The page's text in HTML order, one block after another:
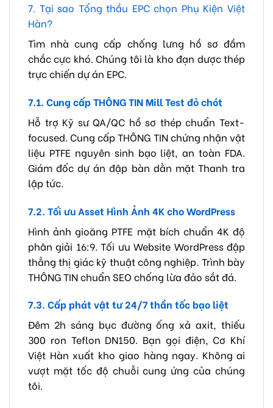
7. Tại sao Tổng thầu EPC chọn Phụ Kiện Việt
Hàn?
Tìm nhà cung cấp chống lưng hồ sơ đầm
chắc cực khó. Chúng tôi là kho đạn dược thép
trực chiến dự án EPC.
7.1. Cung cấp THÔNG TIN Mill Test đỏ chót
Hỗ trợ Kỹ sư QA/QC hồ sơ thép chuẩn Text-
focused. Cung cấp THÔNG TIN chứng nhận vật
liệu PTFE nguyên sinh bạo liệt, an toàn FDA.
Giám đốc dự án đập bàn dằn mặt Thanh tra
lập tức.
7.2. Tối ưu Asset Hình Ảnh 4K cho WordPress
Hình ảnh gioăng PTFE mặt bích chuẩn 4K độ
phân giải 16:9. Tối ưu Website WordPress đập
thẳng thị giác kỹ thuật công nghiệp. Trình bày
THÔNG TIN chuẩn SEO chống lừa đảo sắt đá.
7.3. Cấp phát vật tư 24/7 thần tốc bạo liệt
Đêm 2h sáng bục đường ống xả axit, thiếu
300 ron Teflon DN150. Bạn gọi điện, Cơ Khí
Việt Hàn xuất kho giao hàng ngay. Không ai
vượt mặt tốc độ chuỗi cung ứng của chúng
tôi.